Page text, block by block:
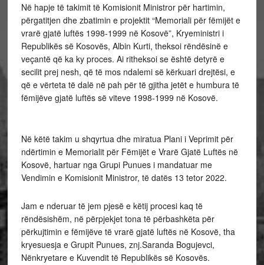
Në hapje të takimit të Komisionit Ministror për hartimin,
përgatitjen dhe zbatimin e projektit “Memoriali për fëmijët e
vrarë gjatë luftës 1998-1999 në Kosovë”, Kryeministri i
Republikës së Kosovës, Albin Kurti, theksoi rëndësinë e
veçantë që ka ky proces. Ai ritheksoi se është detyrë e
secilit prej nesh, që të mos ndalemi së kërkuari drejtësi, e
që e vërteta të dalë në pah për të gjitha jetët e humbura të
fëmijëve gjatë luftës së viteve 1998-1999 në Kosovë.
Në këtë takim u shqyrtua dhe miratua Plani i Veprimit për
ndërtimin e Memorialit për Fëmijët e Vrarë Gjatë Luftës në
Kosovë, hartuar nga Grupi Punues i mandatuar me
Vendimin e Komisionit Ministror, të datës 13 tetor 2022.
Jam e nderuar të jem pjesë e këtij procesi kaq të
rëndësishëm, në përpjekjet tona të përbashkëta për
përkujtimin e fëmijëve të vrarë gjatë luftës në Kosovë, tha
kryesuesja e Grupit Punues, znj.Saranda Bogujevci,
Nënkryetare e Kuvendit të Republikës së Kosovës.